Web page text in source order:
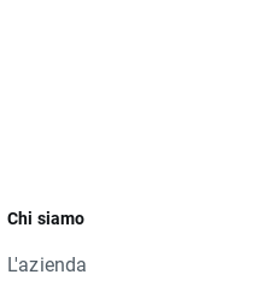
Chi siamo
L'azienda